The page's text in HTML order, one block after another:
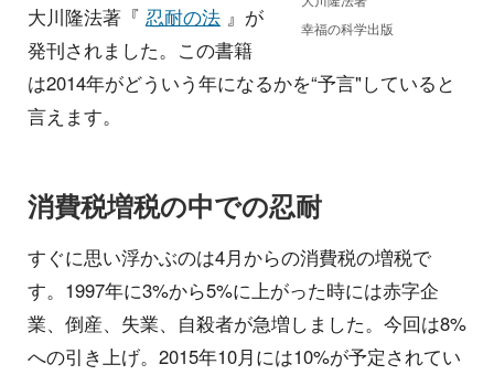
幸福の科学出版
大川隆法著『 忍耐の法 』が
発刊されました。この書籍
は2014年がどういう年になるかを“予言"していると
言えます。
消費税増税の中での忍耐
すぐに思い浮かぶのは4月からの消費税の増税で
す。1997年に3%から5%に上がった時には赤字企
業、倒産、失業、自殺者が急増しました。今回は8%
への引き上げ。2015年10月には10%が予定されてい